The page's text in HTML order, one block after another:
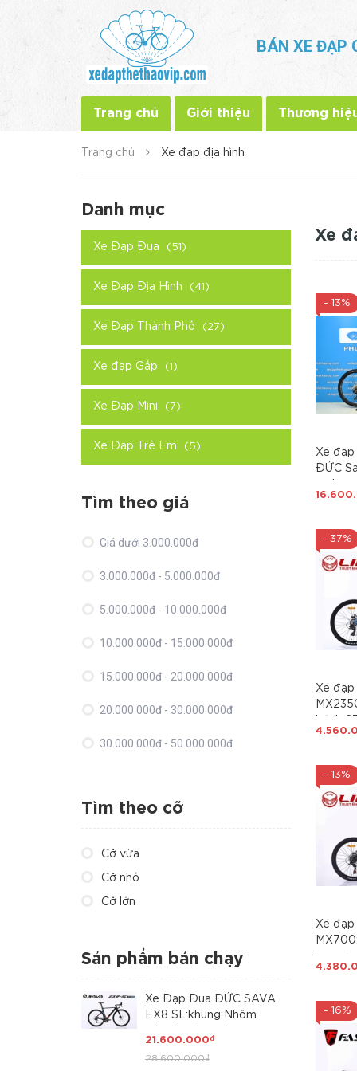
BÁN XE ĐẠP
Trang chủ Giới thiệu Thương
Trang chủ Xe đạp địa hình
Xe
- 13%
Xe đạp
ĐỨC
Bản,
hơi cao
dầu,
khung
- 37%
Xe đạp
Nhôm
tốc độ).
Hot
- 13%
Xe đạp
Hot
- 16%
Danh mục
Xe Đạp Đua (51)
Xe Đạp Địa Hình (41)
Xe Đạp Thành Phố (27)
Xe đạp Gấp (1)
Xe Đạp Mini (7)
Xe Đạp Trẻ Em (5)
Tìm theo giá
Giá dưới 3.000.000đ
3.000.000đ - 5.000.000đ
5.000.000đ - 10.000.000đ
10.000.000đ - 15.000.000đ
15.000.000đ - 20.000.000đ
20.000.000đ - 30.000.000đ
30.000.000đ - 50.000.000đ
Tìm theo cỡ
Cỡ vừa
Cỡ nhỏ
Cỡ lớn
Sản phẩm bán chạy
Xe Đạp Đua ĐỨC SAVA
EX8 SL:khung Nhôm
Toray T800 cao cấp.
21.600.000₫
28.600.000₫